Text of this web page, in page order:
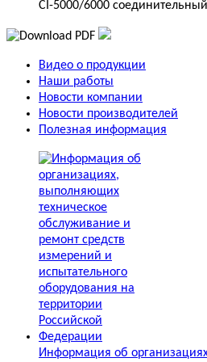
CI-5000/6000
Видео о продукции
Наши работы
Новости компании
Новости производителей
Полезная информация
Информация об